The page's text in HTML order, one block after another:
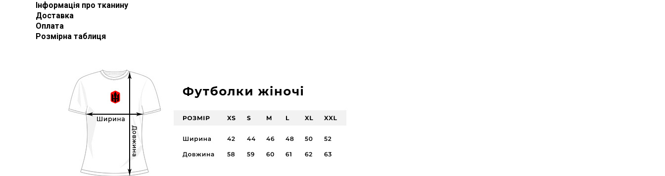
Інформація про тканину
Доставка
Оплата
Розмірна таблиця